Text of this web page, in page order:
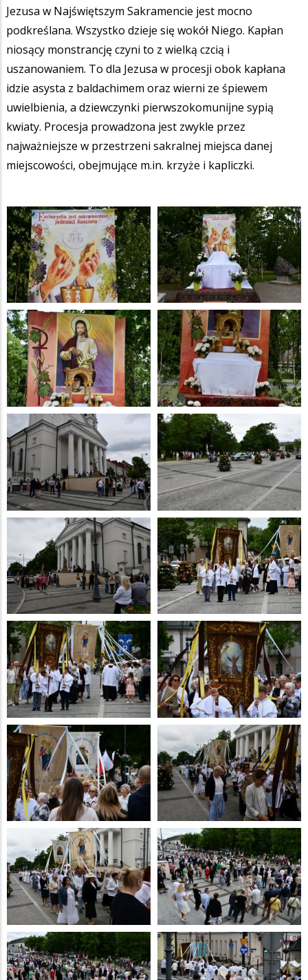
Jezusa w Najświętszym Sakramencie jest mocno
podkreślana. Wszystko dzieje się wokół Niego. Kapłan
niosący monstrancję czyni to z wielką czcią i
uszanowaniem. To dla Jezusa w procesji obok kapłana
idzie asysta z baldachimem oraz wierni ze śpiewem
uwielbienia, a dziewczynki pierwszokomunijne sypią
kwiaty. Procesja prowadzona jest zwykle przez
najważniejsze w przestrzeni sakralnej miejsca danej
miejscowości, obejmujące m.in. krzyże i kapliczki.